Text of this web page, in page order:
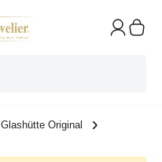
Glashütte Original